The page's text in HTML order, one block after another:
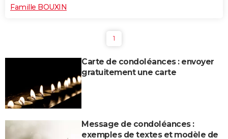
Famille BOUXIN
1
Carte de condoléances : envoyer
gratuitement une carte
Message de condoléances :
exemples de textes et modèle de